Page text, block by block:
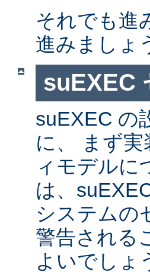
それでも進
進みましょ
suEXEC
suEXEC の
に、 まず
ィモデルに
は、
システムの
警告される
よいでしょ